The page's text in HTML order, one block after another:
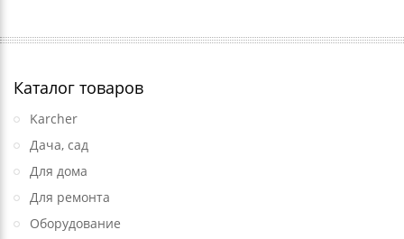
Каталог товаров
Karcher
Дача, сад
Для дома
Для ремонта
Оборудование